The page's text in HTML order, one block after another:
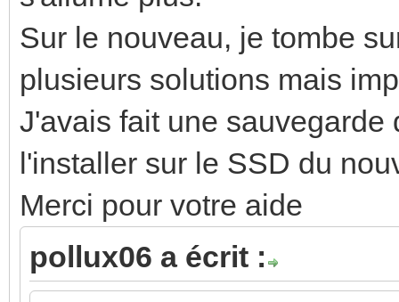
Sur le nouveau, je tombe
plusieurs solutions mais
J'avais fait une
l'installer sur le SSD du
Merci pour votre aide
pollux06 a écrit :